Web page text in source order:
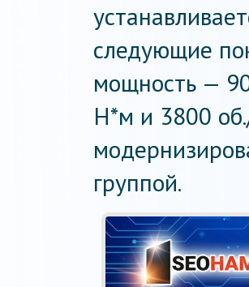
следующие
мощность —
Н*м и 3800
группой.